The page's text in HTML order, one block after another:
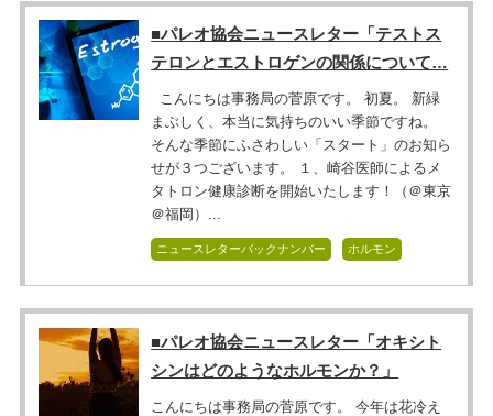
■パレオ協会ニュースレター「テストス
テロンとエストロゲンの関係について…
こんにちは事務局の菅原です。 初夏。 新緑
まぶしく、本当に気持ちのいい季節ですね。
そんな季節にふさわしい「スタート」のお知ら
せが３つございます。 １、崎谷医師によるメ
タトロン健康診断を開始いたします！（＠東京
＠福岡）...
ニュースレターバックナンバー ホルモン
■パレオ協会ニュースレター「オキシト
シンはどのようなホルモンか？」
こんにちは事務局の菅原です。 今年は花冷え